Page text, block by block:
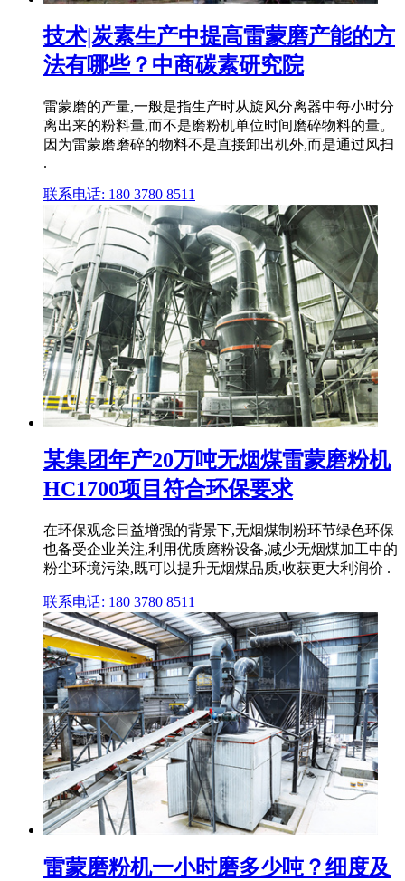
技术|炭素生产中提高雷蒙磨产能的方
法有哪些？中商碳素研究院
雷蒙磨的产量,一般是指生产时从旋风分离器中每小时分
离出来的粉料量,而不是磨粉机单位时间磨碎物料的量。
因为雷蒙磨磨碎的物料不是直接卸出机外,而是通过风扫
.
联系电话: 180 3780 8511
某集团年产20万吨无烟煤雷蒙磨粉机
HC1700项目符合环保要求
在环保观念日益增强的背景下,无烟煤制粉环节绿色环保
也备受企业关注,利用优质磨粉设备,减少无烟煤加工中的
粉尘环境污染,既可以提升无烟煤品质,收获更大利润价 .
联系电话: 180 3780 8511
雷蒙磨粉机一小时磨多少吨？细度及